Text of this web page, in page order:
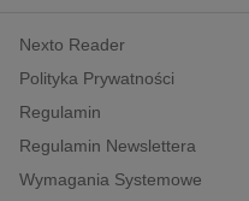
polityka, społeczno-
psychologiczne
inne
popularno-naukowe
historia
Nexto Reader
Polityka Prywatności
Regulamin
Regulamin Newslettera
Wymagania Systemowe